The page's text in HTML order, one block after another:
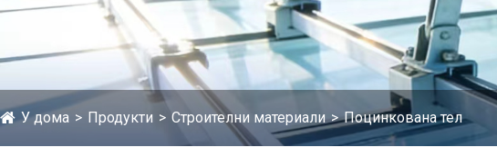
У дома Продукти Строителни материали Поцинкована тел